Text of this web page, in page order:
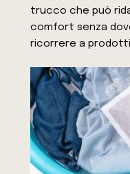
trucco che può
comfort senza
ricorrere a prodotti